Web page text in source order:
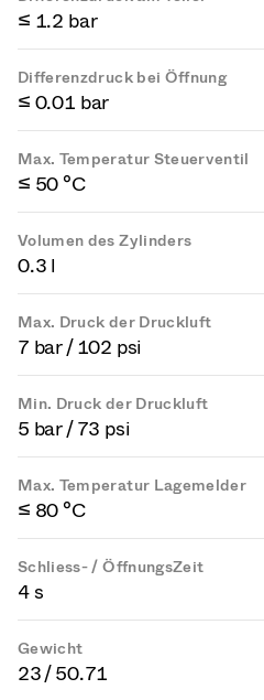
≤ 1.2 bar
Differenzdruck bei Öffnung
≤ 0.01 bar
Max. Temperatur Steuerventil
≤ 50 °C
Volumen des Zylinders
0.3 l
Max. Druck der Druckluft
7 bar / 102 psi
Min. Druck der Druckluft
5 bar / 73 psi
Max. Temperatur Lagemelder
≤ 80 °C
Schliess- / ÖffnungsZeit
4 s
Gewicht
23 / 50.71